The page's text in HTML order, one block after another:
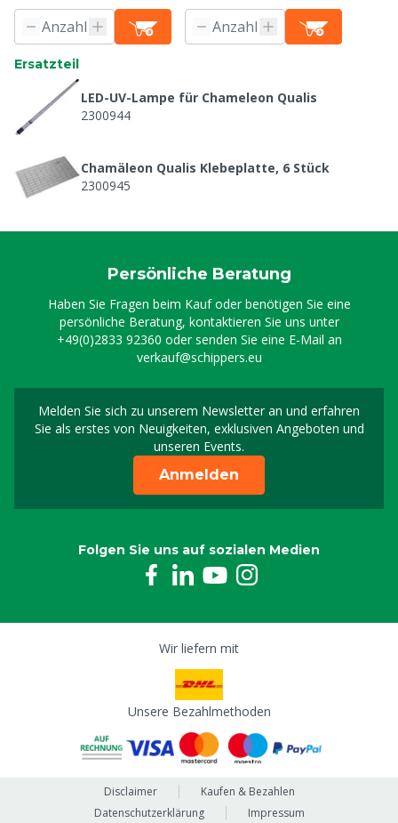
Ersatzteil
LED-UV-Lampe für Chameleon Qualis
2300944
Chamäleon Qualis Klebeplatte, 6 Stück
2300945
Persönliche Beratung
Haben Sie Fragen beim Kauf oder benötigen Sie eine
persönliche Beratung, kontaktieren Sie uns unter
+49(0)2833 92360 oder senden Sie eine E-Mail an
verkauf@schippers.eu
Melden Sie sich zu unserem Newsletter an und erfahren
Sie als erstes von Neuigkeiten, exklusiven Angeboten und
unseren Events.
Melden Sie sich für
Anmelden
Folgen Sie uns auf sozialen Medien
Wir liefern mit
Unsere Bezahlmethoden
Disclaimer
Kaufen & Bezahlen
Datenschutzerklärung
Impressum